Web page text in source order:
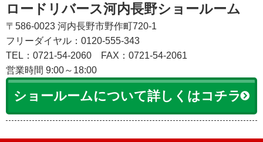
ロードリバース河内長野ショールーム
〒586-0023 河内長野市野作町720-1
フリーダイヤル：0120-555-343
TEL：0721-54-2060
FAX：0721-54-2061
営業時間 9:00～18:00
ショールームについて詳しくはコチラ